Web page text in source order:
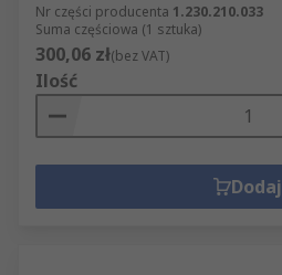
Nr części producenta 1.230.210.033
Suma częściowa (1 sztuka)
300,06 zł(bez VAT)
Ilość
Dodaj